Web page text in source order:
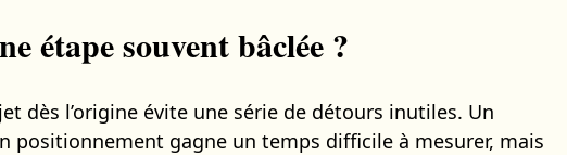
étape souvent bâclée ?
dès l’origine évite une série de détours inutiles. Un
positionnement gagne un temps difficile à mesurer, mais